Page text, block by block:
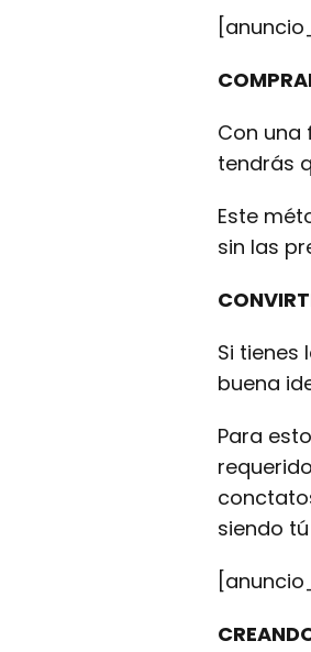
Con una
tendrás
Este
sin las
Si
buena
Para
siendo